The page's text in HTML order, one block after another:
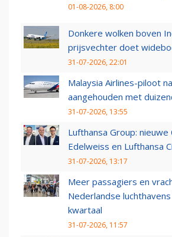
01-08-2026, 8:00
Donkere wolken boven
prijsvechter doet
31-07-2026, 22:01
Malaysia Airlines-piloot
aangehouden met
31-07-2026, 13:55
Lufthansa Group: nieuwe
Edelweiss en Lufthansa
31-07-2026, 13:17
Meer passagiers en
Nederlandse
kwartaal
31-07-2026, 11:57